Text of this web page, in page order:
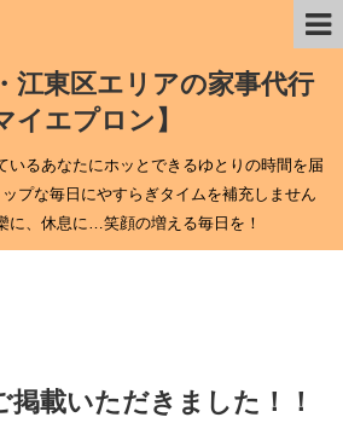
江東区エリアの家事代行
イエプロン】
いるあなたにホッとできるゆとりの時間を届
プな毎日にやすらぎタイムを補充しません
に、休息に…笑顔の増える毎日を！
載いただきました！！